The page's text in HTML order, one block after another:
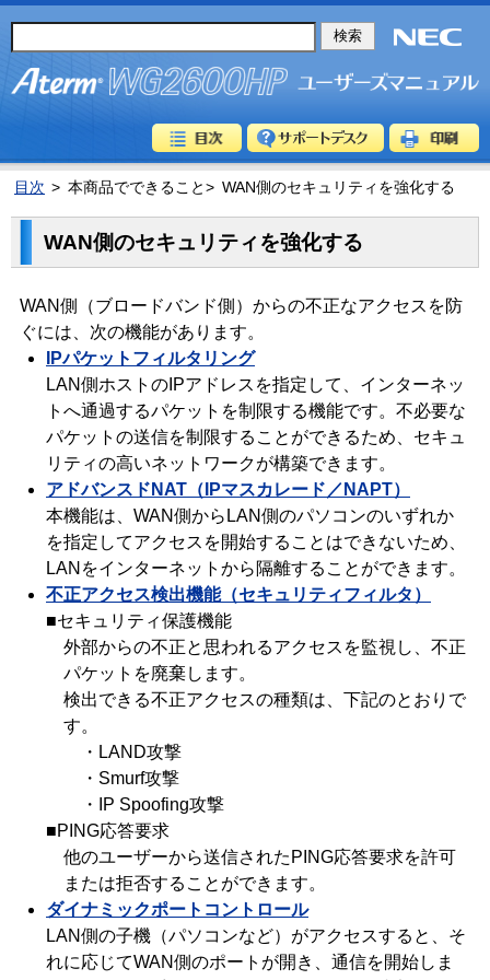
目次 > 本商品でできること> WAN側のセキュリティを強化する
WAN側のセキュリティを強化する
WAN側（ブロードバンド側）からの不正なアクセスを防
ぐには、次の機能があります。
IPパケットフィルタリング
LAN側ホストのIPアドレスを指定して、インターネッ
トへ通過するパケットを制限する機能です。不必要な
パケットの送信を制限することができるため、セキュ
リティの高いネットワークが構築できます。
アドバンスドNAT（IPマスカレード／NAPT）
本機能は、WAN側からLAN側のパソコンのいずれか
を指定してアクセスを開始することはできないため、
LANをインターネットから隔離することができます。
不正アクセス検出機能（セキュリティフィルタ）
■セキュリティ保護機能
外部からの不正と思われるアクセスを監視し、不正
パケットを廃棄します。
検出できる不正アクセスの種類は、下記のとおりで
す。
・LAND攻撃
・Smurf攻撃
・IP Spoofing攻撃
■PING応答要求
他のユーザーから送信されたPING応答要求を許可
または拒否することができます。
ダイナミックポートコントロール
LAN側の子機（パソコンなど）がアクセスすると、そ
れに応じてWAN側のポートが開き、通信を開始しま